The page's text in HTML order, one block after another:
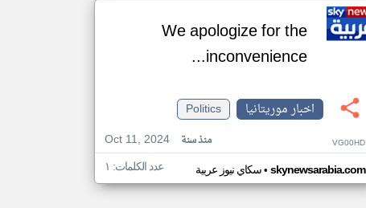
We apologize for the
inconvenience...
اخبار موريتانيا
Politics
Oct 11, 2024
منذ سنة VG00HD
سكاي نيوز عربية• skynewsarabia.com عدد الكلمات: ١